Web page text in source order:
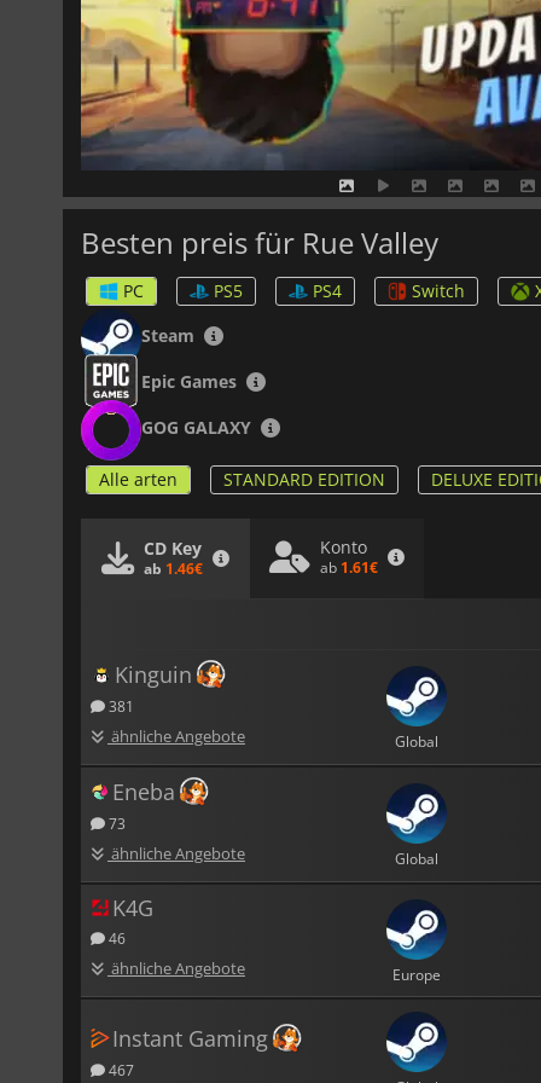
Besten preis für Rue Valley
PC PS5 PS4 Switch
Steam
Epic Games
GOG GALAXY
Alle arten STANDARD EDITION DELUXE
CD Key
ab 1.46€
Konto
ab 1.61€
Kinguin
381
ähnliche Angebote Global
Eneba
73
ähnliche Angebote Global
K4G
46
ähnliche Angebote Europe
Instant Gaming
467